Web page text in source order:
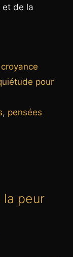
et de la
croyance
pour
, pensées
la peur